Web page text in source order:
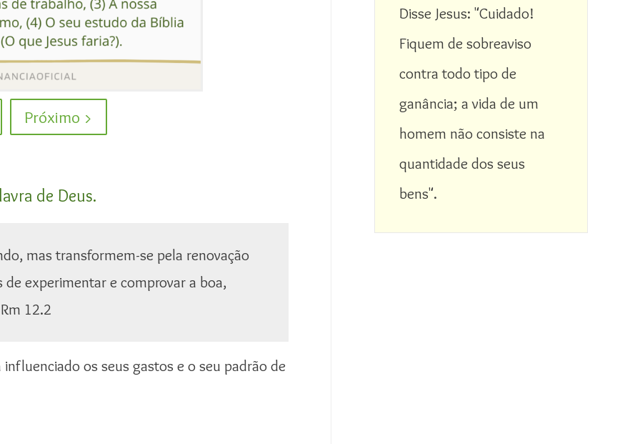
Próximo >
de Deus.
mas transformem-se pela renovação
experimentar e comprovar a boa,
12.2
os seus gastos e o seu padrão de
Disse Jesus: "Cuidado!
Fiquem de sobreaviso
contra todo tipo de
ganância; a vida de um
homem não consiste na
quantidade dos seus
bens".